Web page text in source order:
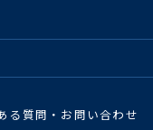
る質問・お問い合わせ